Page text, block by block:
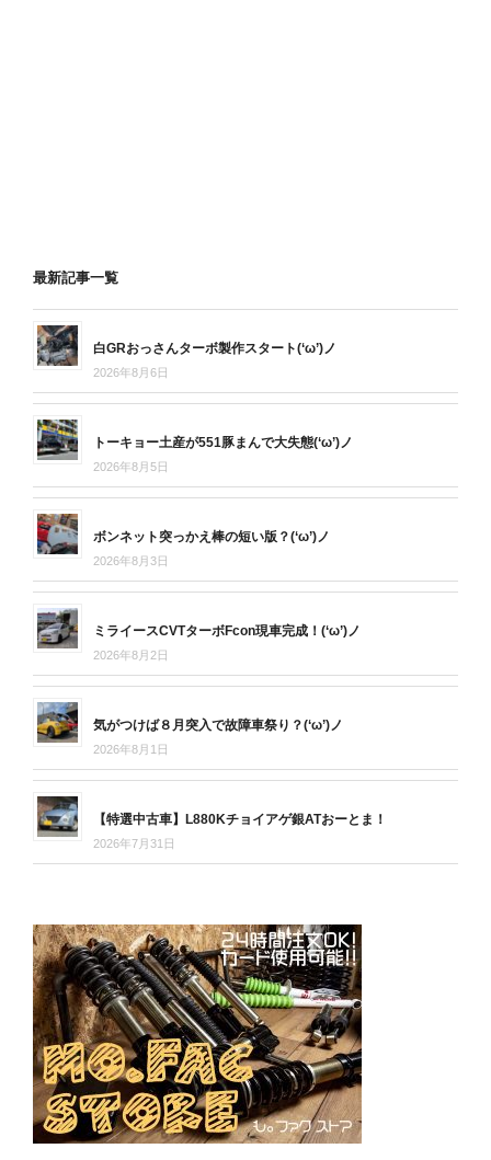
最新記事一覧
白GRおっさんターボ製作スタート(‘ω’)ノ
2026年8月6日
トーキョー土産が551豚まんで大失態(‘ω’)ノ
2026年8月5日
ボンネット突っかえ棒の短い版？(‘ω’)ノ
2026年8月3日
ミライースCVTターボFcon現車完成！(‘ω’)ノ
2026年8月2日
気がつけば８月突入で故障車祭り？(‘ω’)ノ
2026年8月1日
【特選中古車】L880Kチョイアゲ銀ATおーとま！
2026年7月31日